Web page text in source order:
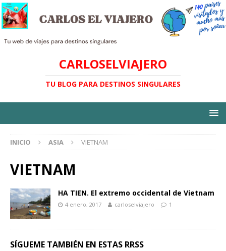
CARLOSELVIAJERO
TU BLOG PARA DESTINOS SINGULARES
INICIO ASIA VIETNAM
VIETNAM
HA TIEN. El extremo occidental de Vietnam
4 enero, 2017 carloselviajero 1
SÍGUEME TAMBIÉN EN ESTAS RRSS